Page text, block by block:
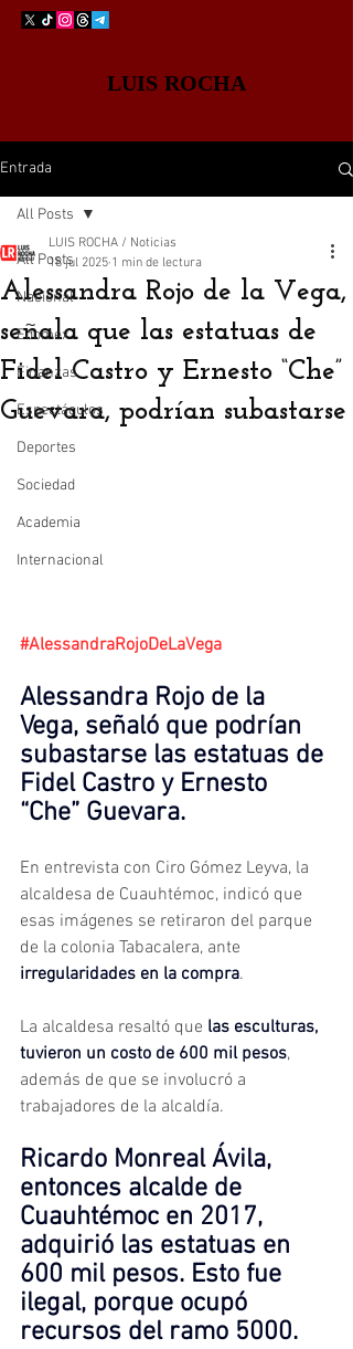
LUIS ROCHA
Entrada
All Posts
Nacional
Edomex
Finanzas
Espectáculos
Deportes
Sociedad
Academia
Internacional
All Posts
Alessandra Rojo de la Vega,
señala que las estatuas de
Fidel Castro y Ernesto “Che”
Guevara, podrían subastarse
LUIS ROCHA / Noticias
18 jul 2025 1 min de lectura
#AlessandraRojoDeLaVega
Alessandra Rojo de la
Vega, señaló que podrían
subastarse las estatuas de
Fidel Castro y Ernesto
“Che” Guevara.
En entrevista con Ciro Gómez Leyva, la
alcaldesa de Cuauhtémoc, indicó que
esas imágenes se retiraron del parque
de la colonia Tabacalera, ante
irregularidades en la compra.
La alcaldesa resaltó que las esculturas,
tuvieron un costo de 600 mil pesos,
además de que se involucró a
trabajadores de la alcaldía.
Ricardo Monreal Ávila,
entonces alcalde de
Cuauhtémoc en 2017,
adquirió las estatuas en
600 mil pesos. Esto fue
ilegal, porque ocupó
recursos del ramo 5000.